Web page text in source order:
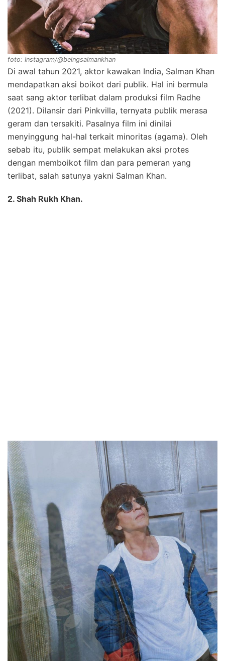
foto: Instagram/@beingsalmankhan
Di awal tahun 2021, aktor kawakan India, Salman Khan
mendapatkan aksi boikot dari publik. Hal ini bermula
saat sang aktor terlibat dalam produksi film Radhe
(2021). Dilansir dari Pinkvilla, ternyata publik merasa
geram dan tersakiti. Pasalnya film ini dinilai
menyinggung hal-hal terkait minoritas (agama). Oleh
sebab itu, publik sempat melakukan aksi protes
dengan memboikot film dan para pemeran yang
terlibat, salah satunya yakni Salman Khan.
2. Shah Rukh Khan.